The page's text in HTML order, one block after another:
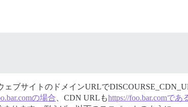
ブサイトのドメインURLで
の場合 、CDN URLもhttps://foo.bar.comであ